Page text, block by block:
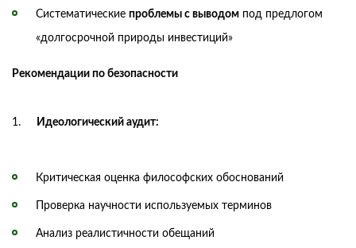
Систематические проблемы с выводом под предлогом
«долгосрочной природы инвестиций»
Рекомендации по безопасности
Идеологический аудит:
Критическая оценка философских обоснований
Проверка научности используемых терминов
Анализ реалистичности обещаний